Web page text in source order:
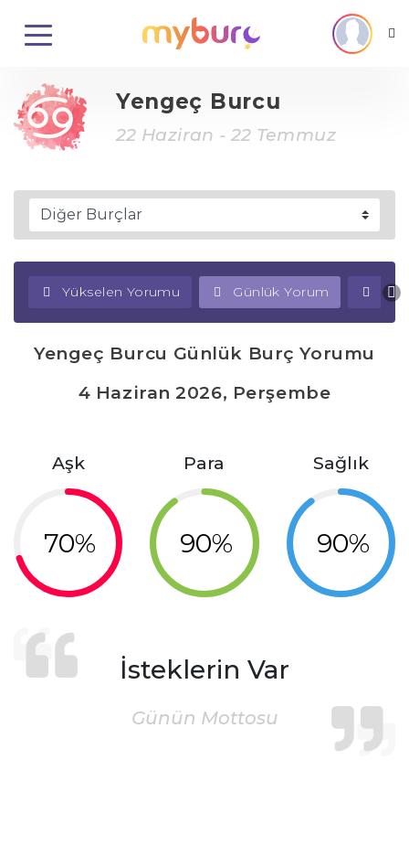
Yengeç Burcu
22 Haziran - 22 Temmuz
Yükselen Yorumu Günlük Yorum
Yengeç Burcu Günlük Burç Yorumu
4 Haziran 2026, Perşembe
Aşk
70%
Para
90%
Sağlık
90%
İsteklerin Var
Günün Mottosu